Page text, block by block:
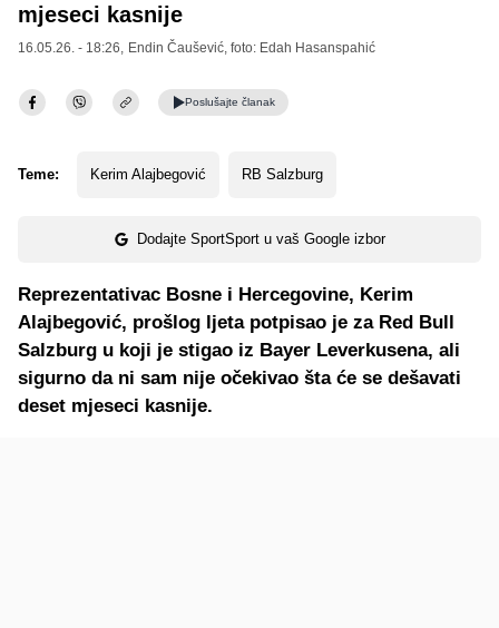
mjeseci kasnije
16.05.26. - 18:26, Endin Čaušević , foto: Edah Hasanspahić
Poslušajte članak
Teme: Kerim Alajbegović RB Salzburg
Dodajte SportSport u vaš Google izbor
Reprezentativac Bosne i Hercegovine, Kerim
Alajbegović, prošlog ljeta potpisao je za Red Bull
Salzburg u koji je stigao iz Bayer Leverkusena, ali
sigurno da ni sam nije očekivao šta će se dešavati
deset mjeseci kasnije.